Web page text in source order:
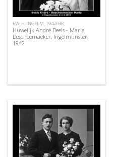
EW_H-INGELM_1942038
Huwelijk André Beels - Maria
Descheemaeker, Ingelmunster,
1942